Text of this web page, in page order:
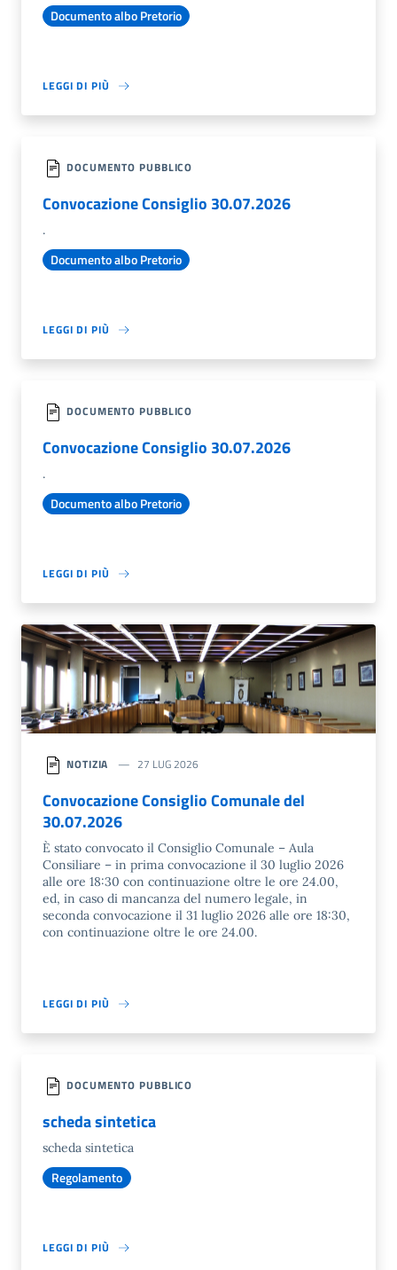
Documento albo Pretorio
LEGGI DI PIÙ
DOCUMENTO PUBBLICO
Convocazione Consiglio 30.07.2026
.
Documento albo Pretorio
LEGGI DI PIÙ
DOCUMENTO PUBBLICO
Convocazione Consiglio 30.07.2026
.
Documento albo Pretorio
LEGGI DI PIÙ
NOTIZIA 27 LUG 2026
Convocazione Consiglio Comunale del
30.07.2026
È stato convocato il Consiglio Comunale – Aula
Consiliare – in prima convocazione il 30 luglio 2026
alle ore 18:30 con continuazione oltre le ore 24.00,
ed, in caso di mancanza del numero legale, in
seconda convocazione il 31 luglio 2026 alle ore 18:30,
con continuazione oltre le ore 24.00.
LEGGI DI PIÙ
DOCUMENTO PUBBLICO
scheda sintetica
scheda sintetica
Regolamento
LEGGI DI PIÙ